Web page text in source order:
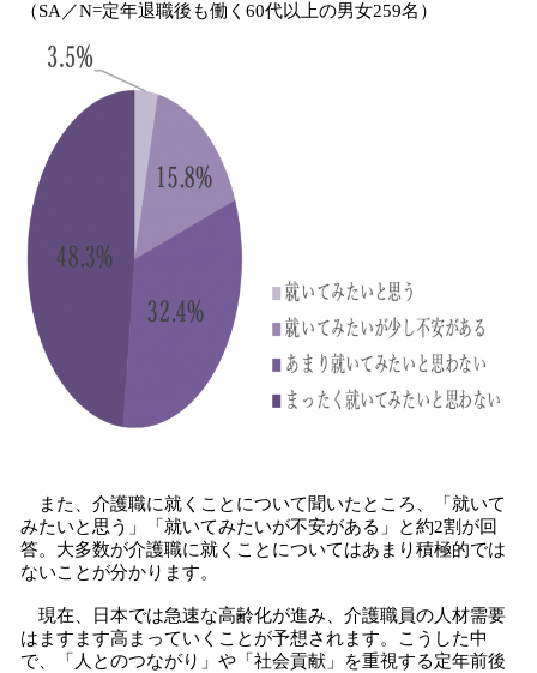
（SA／N=定年退職後も働く60代以上の男女259名）
また、介護職に就くことについて聞いたところ、「就いて
みたいと思う」「就いてみたいが不安がある」と約2割が回
答。大多数が介護職に就くことについてはあまり積極的では
ないことが分かります。
現在、日本では急速な高齢化が進み、介護職員の人材需要
はますます高まっていくことが予想されます。こうした中
で、「人とのつながり」や「社会貢献」を重視する定年前後